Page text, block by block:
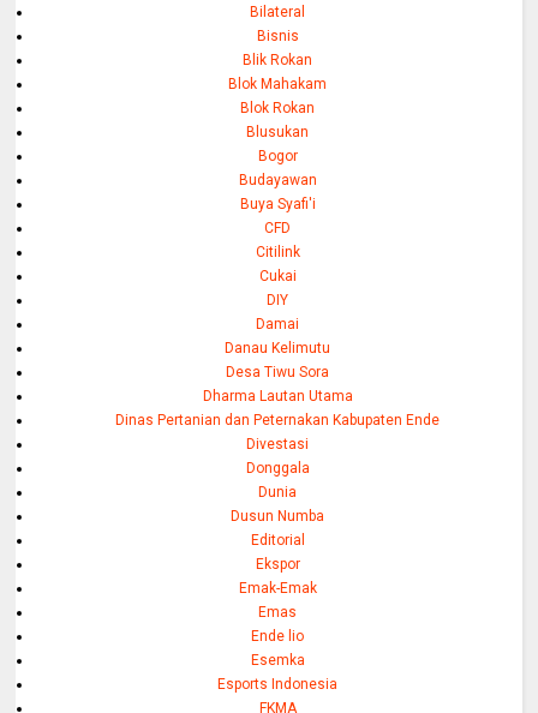
Bilateral
Bisnis
Blik Rokan
Blok Mahakam
Blok Rokan
Blusukan
Bogor
Budayawan
Buya Syafi'i
CFD
Citilink
Cukai
DIY
Damai
Danau Kelimutu
Desa Tiwu Sora
Dharma Lautan Utama
Dinas Pertanian dan Peternakan Kabupaten Ende
Divestasi
Donggala
Dunia
Dusun Numba
Editorial
Ekspor
Emak-Emak
Emas
Ende lio
Esemka
Esports Indonesia
FKMA